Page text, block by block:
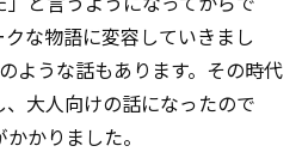
な物語に変容していきまし
のような話もあります。その時代
大人向けの話になったので
かりました。